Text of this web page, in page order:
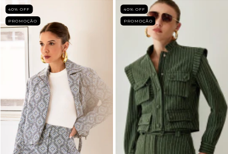
40% OFF
PROMOÇÃO
40% OFF
PROMOÇÃO